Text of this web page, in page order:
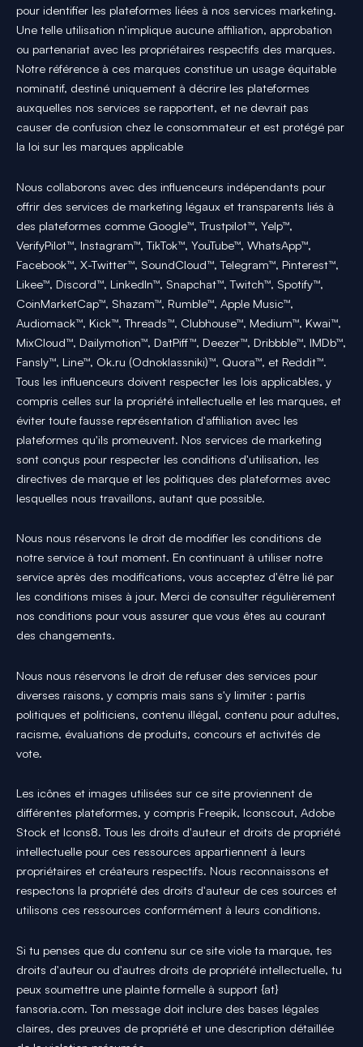
pour identifier les plateformes liées à nos services marketing.
Une telle utilisation n'implique aucune affiliation, approbation
ou partenariat avec les propriétaires respectifs des marques.
Notre référence à ces marques constitue un usage équitable
nominatif, destiné uniquement à décrire les plateformes
auxquelles nos services se rapportent, et ne devrait pas
causer de confusion chez le consommateur et est protégé par
la loi sur les marques applicable
Nous collaborons avec des influenceurs indépendants pour
offrir des services de marketing légaux et transparents liés à
des plateformes comme Google™, Trustpilot™, Yelp™,
VerifyPilot™, Instagram™, TikTok™, YouTube™, WhatsApp™,
Facebook™, X-Twitter™, SoundCloud™, Telegram™, Pinterest™,
Likee™, Discord™, LinkedIn™, Snapchat™, Twitch™, Spotify™,
CoinMarketCap™, Shazam™, Rumble™, Apple Music™,
Audiomack™, Kick™, Threads™, Clubhouse™, Medium™, Kwai™,
MixCloud™, Dailymotion™, DatPiff™, Deezer™, Dribbble™, IMDb™,
Fansly™, Line™, Ok.ru (Odnoklassniki)™, Quora™, et Reddit™.
Tous les influenceurs doivent respecter les lois applicables, y
compris celles sur la propriété intellectuelle et les marques, et
éviter toute fausse représentation d'affiliation avec les
plateformes qu'ils promeuvent. Nos services de marketing
sont conçus pour respecter les conditions d'utilisation, les
directives de marque et les politiques des plateformes avec
lesquelles nous travaillons, autant que possible.
Nous nous réservons le droit de modifier les conditions de
notre service à tout moment. En continuant à utiliser notre
service après des modifications, vous acceptez d'être lié par
les conditions mises à jour. Merci de consulter régulièrement
nos conditions pour vous assurer que vous êtes au courant
des changements.
Nous nous réservons le droit de refuser des services pour
diverses raisons, y compris mais sans s'y limiter : partis
politiques et politiciens, contenu illégal, contenu pour adultes,
racisme, évaluations de produits, concours et activités de
vote.
Les icônes et images utilisées sur ce site proviennent de
différentes plateformes, y compris Freepik, Iconscout, Adobe
Stock et Icons8. Tous les droits d'auteur et droits de propriété
intellectuelle pour ces ressources appartiennent à leurs
propriétaires et créateurs respectifs. Nous reconnaissons et
respectons la propriété des droits d'auteur de ces sources et
utilisons ces ressources conformément à leurs conditions.
Si tu penses que du contenu sur ce site viole ta marque, tes
droits d'auteur ou d'autres droits de propriété intellectuelle, tu
peux soumettre une plainte formelle à support {at}
fansoria.com. Ton message doit inclure des bases légales
claires, des preuves de propriété et une description détaillée